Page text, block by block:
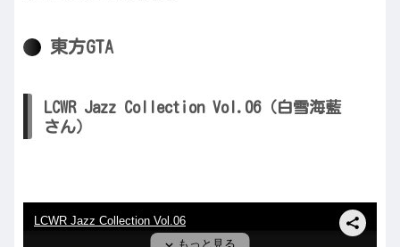
東方GTA
LCWR Jazz Collection Vol.06（白雪海藍
さん）